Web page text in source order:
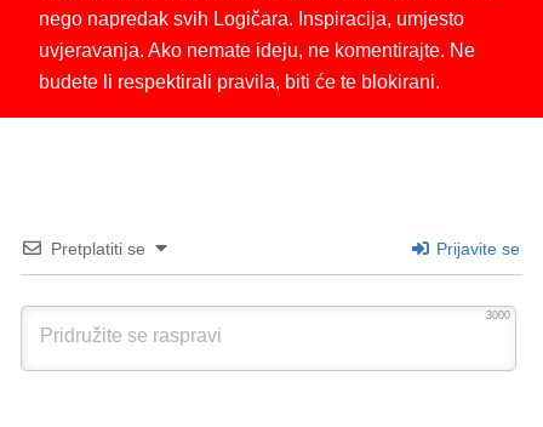
nego napredak svih Logičara. Inspiracija, umjesto
uvjeravanja. Ako nemate ideju, ne komentirajte. Ne
budete li respektirali pravila, biti će te blokirani.
Pretplatiti se Prijavite se
3000